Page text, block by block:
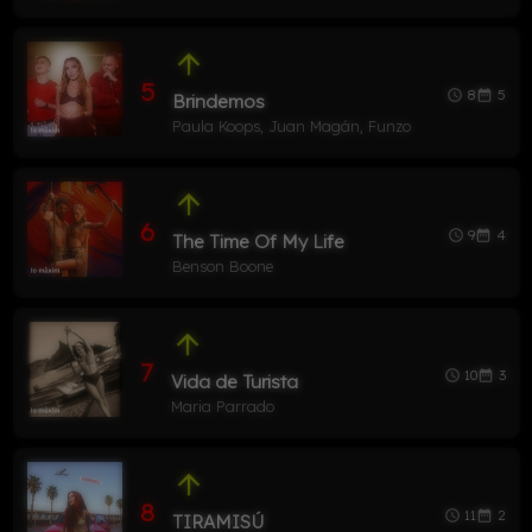
5
arrow_upward
Brindemos
Paula Koops, Juan Magán, Funzo
access_time 8 date_range 5
6
arrow_upward
The Time Of My Life
Benson Boone
access_time 9date_range 4
7
arrow_upward
Vida de Turista
Maria Parrado
access_time 10date_range 3
8
arrow_upward
TIRAMISÚ access_time 11 date_range 2